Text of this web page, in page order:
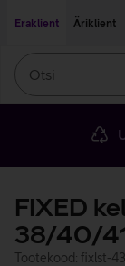
Eraklient
Äriklient
FIXED
38/40/
Tootekood: fixlst-